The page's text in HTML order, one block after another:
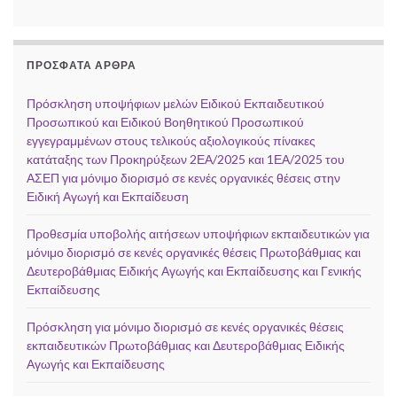
ΠΡΌΣΦΑΤΑ ΆΡΘΡΑ
Πρόσκληση υποψήφιων μελών Ειδικού Εκπαιδευτικού
Προσωπικού και Ειδικού Βοηθητικού Προσωπικού
εγγεγραμμένων στους τελικούς αξιολογικούς πίνακες
κατάταξης των Προκηρύξεων 2ΕΑ/2025 και 1ΕΑ/2025 του
ΑΣΕΠ για μόνιμο διορισμό σε κενές οργανικές θέσεις στην
Ειδική Αγωγή και Εκπαίδευση
Προθεσμία υποβολής αιτήσεων υποψήφιων εκπαιδευτικών για
μόνιμο διορισμό σε κενές οργανικές θέσεις Πρωτοβάθμιας και
Δευτεροβάθμιας Ειδικής Αγωγής και Εκπαίδευσης και Γενικής
Εκπαίδευσης
Πρόσκληση για μόνιμο διορισμό σε κενές οργανικές θέσεις
εκπαιδευτικών Πρωτοβάθμιας και Δευτεροβάθμιας Ειδικής
Αγωγής και Εκπαίδευσης